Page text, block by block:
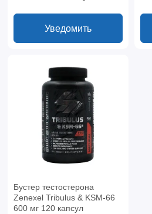
Уведомить
Бустер тестостерона
Zenexel Tribulus & KSM-66
600 мг 120 капсул